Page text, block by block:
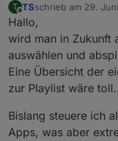
T
Offline
TSschrieb am 29.
zuletzt editiert von
Hallo,
wird man in Zukunft
auswählen und
Eine Übersicht der
zur Playlist wäre
Bislang steuere ich
Apps, was aber